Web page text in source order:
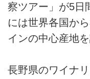
察ツアー」が5日
には世界各国か
インの中心産地を
長野県のワイナ